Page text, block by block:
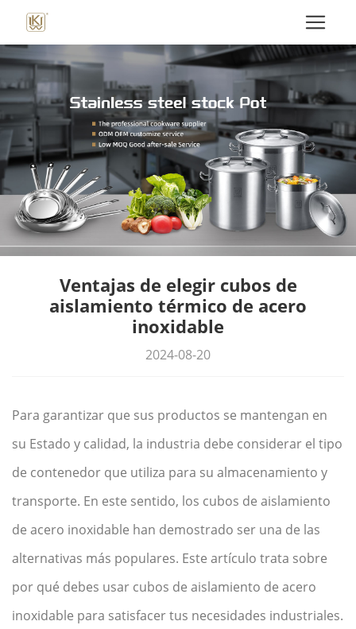
Ventajas de elegir cubos de
aislamiento térmico de acero
inoxidable
2024-08-20
Para garantizar que sus productos se mantengan en
su Estado y calidad, la industria debe considerar el tipo
de contenedor que utiliza para su almacenamiento y
transporte. En este sentido, los cubos de aislamiento
de acero inoxidable han demostrado ser una de las
alternativas más populares. Este artículo trata sobre
por qué debes usar cubos de aislamiento de acero
inoxidable para satisfacer tus necesidades industriales.